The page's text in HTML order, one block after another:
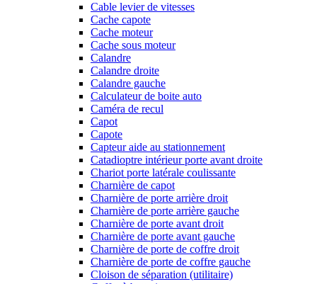
Cable levier de vitesses
Cache capote
Cache moteur
Cache sous moteur
Calandre
Calandre droite
Calandre gauche
Calculateur de boite auto
Caméra de recul
Capot
Capote
Capteur aide au stationnement
Catadioptre intérieur porte avant droite
Chariot porte latérale coulissante
Charnière de capot
Charnière de porte arrière droit
Charnière de porte arrière gauche
Charnière de porte avant droit
Charnière de porte avant gauche
Charnière de porte de coffre droit
Charnière de porte de coffre gauche
Cloison de séparation (utilitaire)